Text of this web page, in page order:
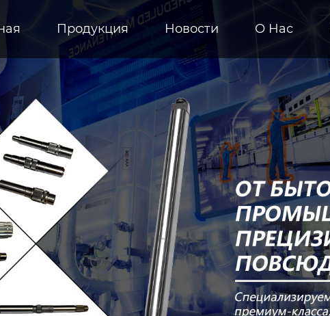
Продукция Новости О Hас